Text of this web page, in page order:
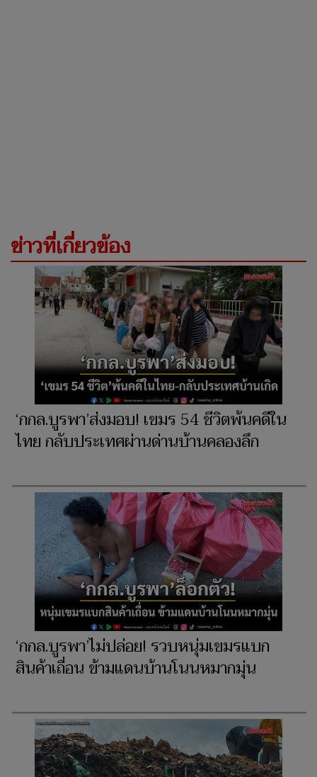
ข่าวที่เกี่ยวข้อง
‘กกล.บูรพา’ส่งมอบ! เขมร 54 ชีวิตพ้นคดีใน
ไทย กลับประเทศผ่านด่านบ้านคลองลึก
‘กกล.บูรพา’ไม่ปล่อย! รวบหนุ่มเขมรแบก
สินค้าเถื่อน ข้ามแดนบ้านโนนหมากมุ่น